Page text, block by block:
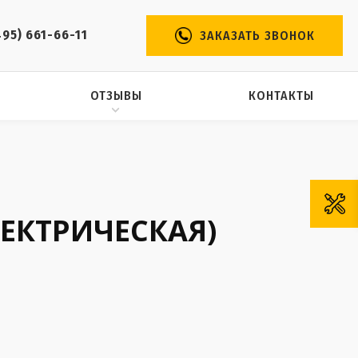
661-66-11 ЗАКАЗАТЬ ЗВОНОК
ОТЗЫВЫ КОНТАКТЫ